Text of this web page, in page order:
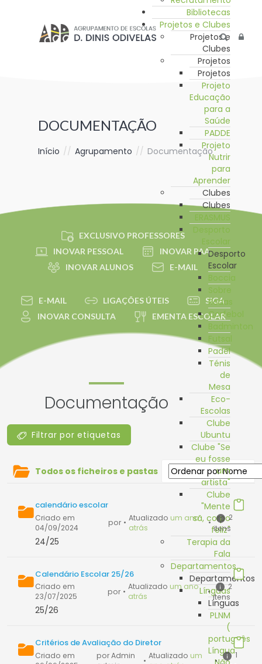
Bibliotecas
Projetos e Clubes
Projetos e
Clubes
Projetos
Projetos
Projeto
Educação
para a
Saúde
PADDE
Projeto
Nutrir
para
Aprender
Clubes
Clubes
ERASMUS
Desporto
Escolar
Desporto
Escolar
Boccia
Sobre
Rodas
Corfebol
Badminton
Futsal
Padel
Ténis
de
Mesa
Eco-
Escolas
Clube
Ubuntu
Clube "Se
eu fosse
um
artista"
Clube
"Mente
sã, corpo
feliz"
Terapia da
Fala
Departamentos
Departamentos
Línguas
Línguas
PLNM
(
português
Língua
DOCUMENTAÇÃO
Início // Agrupamento // Documentação
EXCLUSIVO PROFESSORES
INOVAR PESSOAL
INOVAR PAA
INOVAR ALUNOS
E-MAIL
E-MAIL LIGAÇÕES ÚTEIS
SIGA
INOVAR CONSULTA
EMENTA ESCOLAR
Documentação
Filtrar por etiquetas
Todos os ficheiros e pastas
calendário escolar
Criado em
04/09/2024
por • Atualizado um ano
atrás
•
2
itens
24/25
Calendário Escolar 25/26
Criado em
23/07/2025
por • Atualizado um ano
atrás
•
2
itens
25/26
Critérios de Avaliação do Diretor
Criado em
por Admin
• Atualizado um
•
1